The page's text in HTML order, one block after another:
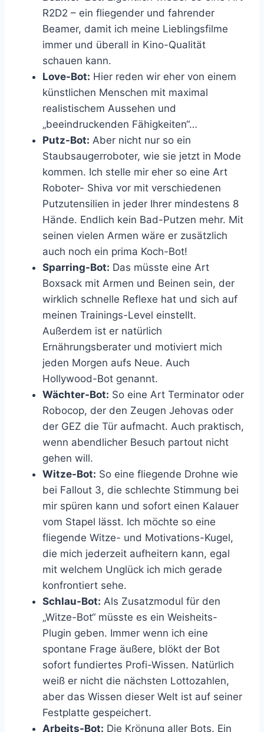
R2D2 – ein fliegender und fahrender
Beamer, damit ich meine Lieblingsfilme
immer und überall in Kino-Qualität
schauen kann.
Love-Bot: Hier reden wir eher von einem
künstlichen Menschen mit maximal
realistischem Aussehen und
„beeindruckenden Fähigkeiten“…
Putz-Bot: Aber nicht nur so ein
Staubsaugerroboter, wie sie jetzt in Mode
kommen. Ich stelle mir eher so eine Art
Roboter- Shiva vor mit verschiedenen
Putzutensilien in jeder Ihrer mindestens 8
Hände. Endlich kein Bad-Putzen mehr. Mit
seinen vielen Armen wäre er zusätzlich
auch noch ein prima Koch-Bot!
Sparring-Bot: Das müsste eine Art
Boxsack mit Armen und Beinen sein, der
wirklich schnelle Reflexe hat und sich auf
meinen Trainings-Level einstellt.
Außerdem ist er natürlich
Ernährungsberater und motiviert mich
jeden Morgen aufs Neue. Auch
Hollywood-Bot genannt.
Wächter-Bot: So eine Art Terminator oder
Robocop, der den Zeugen Jehovas oder
der GEZ die Tür aufmacht. Auch praktisch,
wenn abendlicher Besuch partout nicht
gehen will.
Witze-Bot: So eine fliegende Drohne wie
bei Fallout 3, die schlechte Stimmung bei
mir spüren kann und sofort einen Kalauer
vom Stapel lässt. Ich möchte so eine
fliegende Witze- und Motivations-Kugel,
die mich jederzeit aufheitern kann, egal
mit welchem Unglück ich mich gerade
konfrontiert sehe.
Schlau-Bot: Als Zusatzmodul für den
„Witze-Bot“ müsste es ein Weisheits-
Plugin geben. Immer wenn ich eine
spontane Frage äußere, blökt der Bot
sofort fundiertes Profi-Wissen. Natürlich
weiß er nicht die nächsten Lottozahlen,
aber das Wissen dieser Welt ist auf seiner
Festplatte gespeichert.
Arbeits-Bot: Die Krönung aller Bots. Ein